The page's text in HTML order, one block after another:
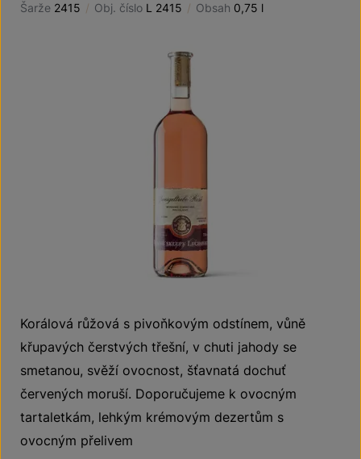
Šarže 2415 / Obj. číslo L 2415 / Obsah 0,75 l
Korálová růžová s pivoňkovým odstínem, vůně
křupavých čerstvých třešní, v chuti jahody se
smetanou, svěží ovocnost, šťavnatá dochuť
červených moruší. Doporučujeme k ovocným
tartaletkám, lehkým krémovým dezertům s
ovocným přelivem